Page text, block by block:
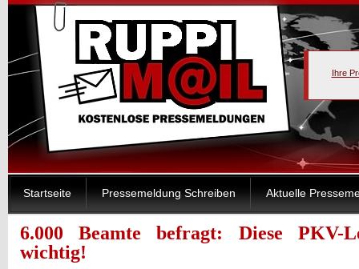
Ihre
Startseite Pressemeldung Schreiben Aktuelle
6.000 Beamte befragt: Diese PKV-
wichtig!